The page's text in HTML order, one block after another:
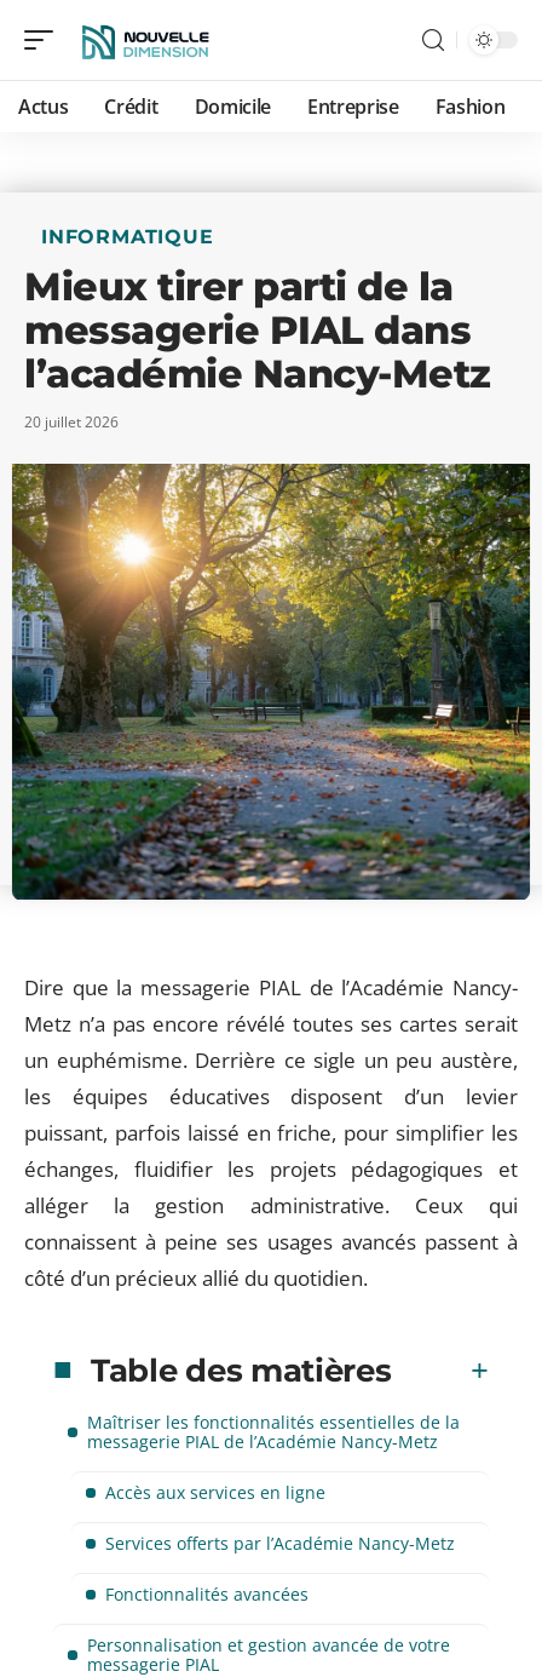
Actus Crédit Domicile Entreprise Fashion
INFORMATIQUE
Mieux tirer parti de la
messagerie PIAL dans
l’académie Nancy-Metz
20 juillet 2026
Dire que la messagerie PIAL de l’Académie Nancy-
Metz n’a pas encore révélé toutes ses cartes serait
un euphémisme. Derrière ce sigle un peu austère,
les équipes éducatives disposent d’un levier
puissant, parfois laissé en friche, pour simplifier les
échanges, fluidifier les projets pédagogiques et
alléger la gestion administrative. Ceux qui
connaissent à peine ses usages avancés passent à
côté d’un précieux allié du quotidien.
Table des matières
Maîtriser les fonctionnalités essentielles de la
messagerie PIAL de l’Académie Nancy-Metz
Accès aux services en ligne
Services offerts par l’Académie Nancy-Metz
Fonctionnalités avancées
Personnalisation et gestion avancée de votre
messagerie PIAL